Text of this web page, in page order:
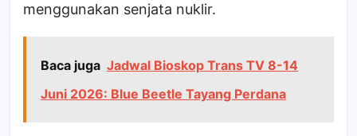
menggunakan senjata nuklir.
Baca juga Jadwal Bioskop Trans TV 8-14
Juni 2026: Blue Beetle Tayang Perdana